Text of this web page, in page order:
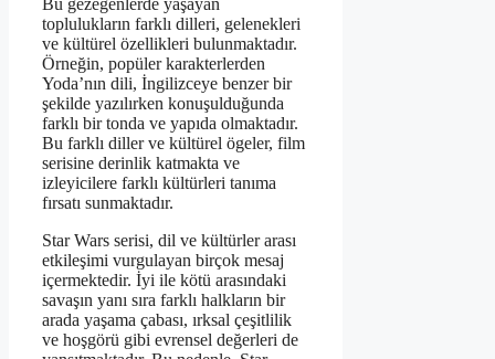
Bu gezegenlerde yaşayan
toplulukların farklı dilleri, gelenekleri
ve kültürel özellikleri bulunmaktadır.
Örneğin, popüler karakterlerden
Yoda’nın dili, İngilizceye benzer bir
şekilde yazılırken konuşulduğunda
farklı bir tonda ve yapıda olmaktadır.
Bu farklı diller ve kültürel ögeler, film
serisine derinlik katmakta ve
izleyicilere farklı kültürleri tanıma
fırsatı sunmaktadır.
Star Wars serisi, dil ve kültürler arası
etkileşimi vurgulayan birçok mesaj
içermektedir. İyi ile kötü arasındaki
savaşın yanı sıra farklı halkların bir
arada yaşama çabası, ırksal çeşitlilik
ve hoşgörü gibi evrensel değerleri de